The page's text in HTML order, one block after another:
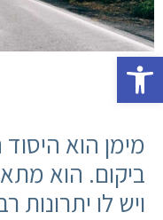
פתח סרגל
מימן הוא
ביקום. הוא
ויש לו יתרונות